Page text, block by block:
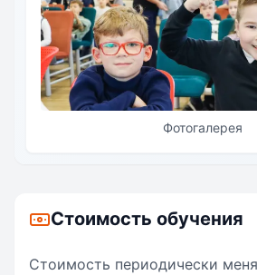
предлагая малокомплектные
комфортные и безопасные условия
также обеспечивается масса
ярких школьных событий. Помимо
предлагает разнообразные
интеллектуальные и технические
позволяют каждому ребенкуФотогалерея
Стоимость обучения
Стоимость периодически